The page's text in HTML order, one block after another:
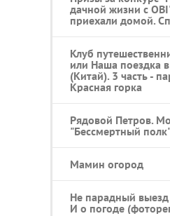
дачной жизни с
приехали домой.
Клуб
или Наша поездка
(Китай). 3 часть -
Красная горка
Рядовой Петров.
"Бессмертный
Мамин огород
Не парадный выезд
И о погоде